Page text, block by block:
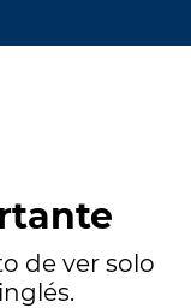
de ver solo